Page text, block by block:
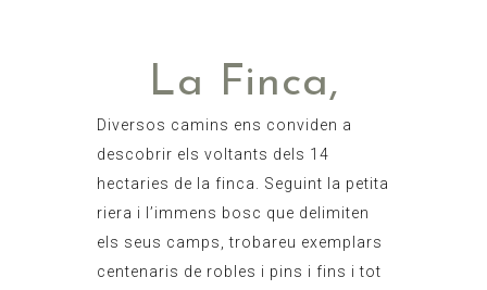
La Finca,
Diversos camins ens conviden a
descobrir els voltants dels 14
hectaries de la finca. Seguint la petita
riera i l’immens bosc que delimiten
els seus camps, trobareu exemplars
centenaris de robles i pins i fins i tot